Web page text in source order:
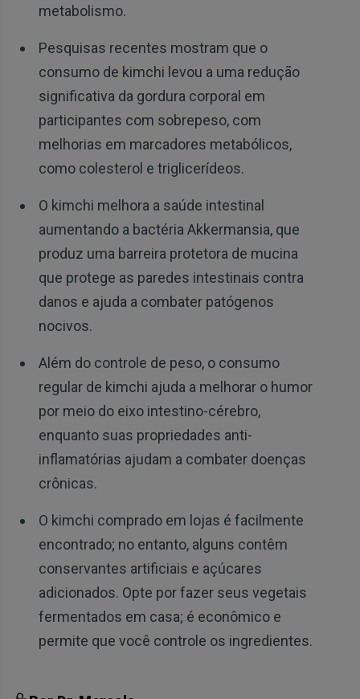
metabolismo.
Pesquisas recentes mostram que o
consumo de kimchi levou a uma redução
significativa da gordura corporal em
participantes com sobrepeso, com
melhorias em marcadores metabólicos,
como colesterol e triglicerídeos.
O kimchi melhora a saúde intestinal
aumentando a bactéria Akkermansia, que
produz uma barreira protetora de mucina
que protege as paredes intestinais contra
danos e ajuda a combater patógenos
nocivos.
Além do controle de peso, o consumo
regular de kimchi ajuda a melhorar o humor
por meio do eixo intestino-cérebro,
enquanto suas propriedades anti-
inflamatórias ajudam a combater doenças
crônicas.
O kimchi comprado em lojas é facilmente
encontrado; no entanto, alguns contêm
conservantes artificiais e açúcares
adicionados. Opte por fazer seus vegetais
fermentados em casa; é econômico e
permite que você controle os ingredientes.